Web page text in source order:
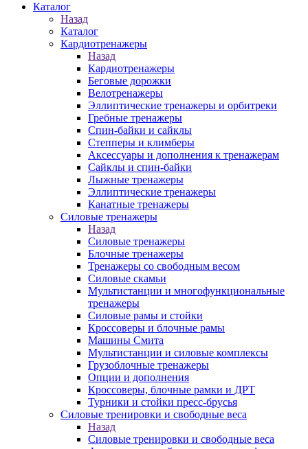
Каталог
Назад
Каталог
Кардиотренажеры
Назад
Кардиотренажеры
Беговые дорожки
Велотренажеры
Эллиптические тренажеры и орбитреки
Гребные тренажеры
Спин-байки и сайклы
Степперы и климберы
Аксессуары и дополнения к тренажерам
Сайклы и спин-байки
Лыжные тренажеры
Эллиптические тренажеры
Канатные тренажеры
Силовые тренажеры
Назад
Силовые тренажеры
Блочные тренажеры
Тренажеры со свободным весом
Силовые скамьи
Мультистанции и многофункциональные
тренажеры
Силовые рамы и стойки
Кроссоверы и блочные рамы
Машины Смита
Мультистанции и силовые комплексы
Грузоблочные тренажеры
Опции и дополнения
Кроссоверы, блочные рамки и ДРТ
Турники и стойки пресс-брусья
Силовые тренировки и свободные веса
Назад
Силовые тренировки и свободные веса